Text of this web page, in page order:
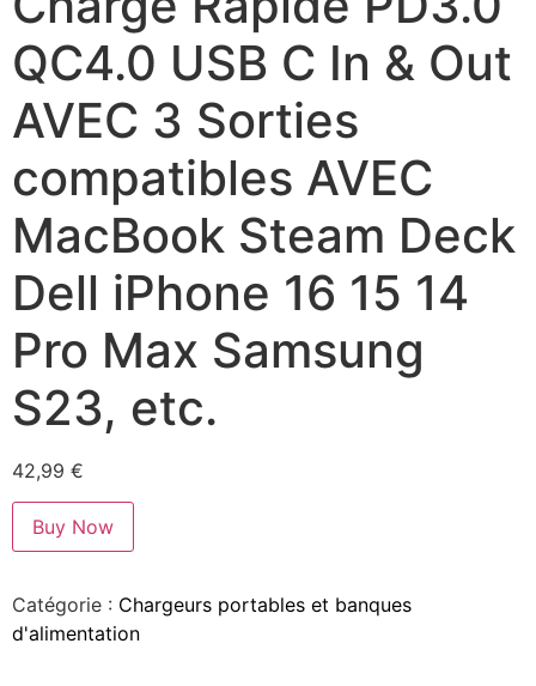
QC4.0 USB C In & Out
AVEC 3 Sorties
compatibles AVEC
MacBook Steam Deck
Dell iPhone 16 15 14
Pro Max Samsung
S23, etc.
42,99 €
Buy Now
Catégorie : Chargeurs portables et banques
d'alimentation